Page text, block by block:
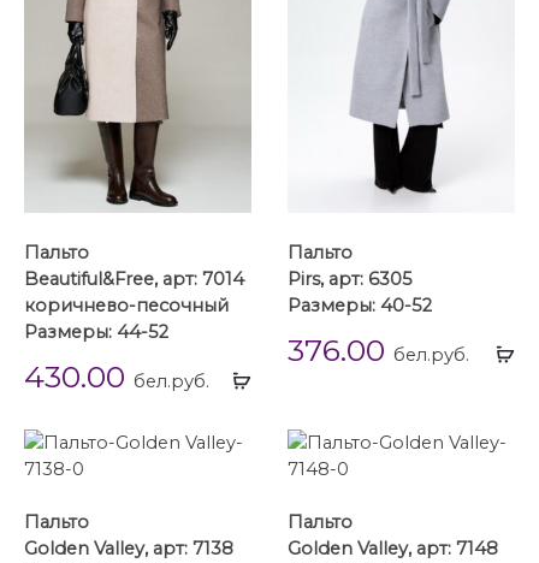
Выбрать
Пальто
Beautiful&Free, арт: 7014
коричнево-песочный
Размеры: 44-52
430.00 бел.руб.
Пальто
Pirs, арт: 6305
Размеры: 40-52
376.00 бел.руб.
Пальто
Golden Valley, арт: 7138
Пальто
Golden Valley, арт: 7148